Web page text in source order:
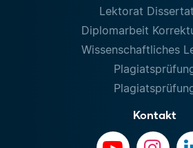
Lektorat
Diplomarbeit
Wissenschaftliches
Kontakt